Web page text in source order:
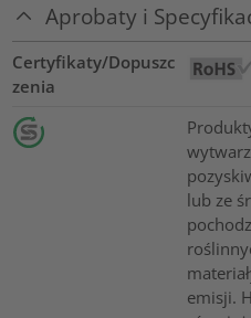
Aprobaty i
Certyfikaty/Dopuszc
zenia
lub ze
emisji.